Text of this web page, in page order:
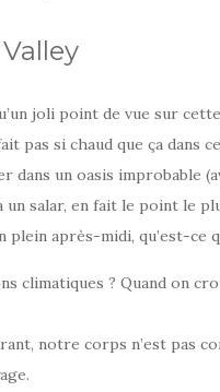
joli point de vue sur
pas si chaud que ça dans
dans un oasis improbable
un salar, en fait le point le
plein après-midi, qu’est-ce
climatiques ? Quand on
notre corps n’est pas